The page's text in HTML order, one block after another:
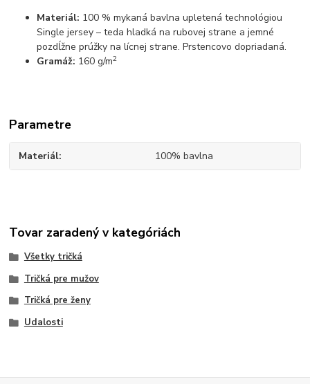
Materiál: 100 % mykaná bavlna upletená technológiou
Single jersey – teda hladká na rubovej strane a jemné
pozdĺžne prúžky na lícnej strane. Prstencovo dopriadaná.
Gramáž: 160 g/m2
Parametre
Materiál 100% bavlna
Tovar zaradený v kategóriách
Všetky tričká
Tričká pre mužov
Tričká pre ženy
Udalosti